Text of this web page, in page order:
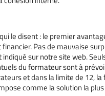
le disent : le premier
Pas de mauvaise
sur notre site web.
du formateur sont à
et dans la limite de 12,
comme la solution la